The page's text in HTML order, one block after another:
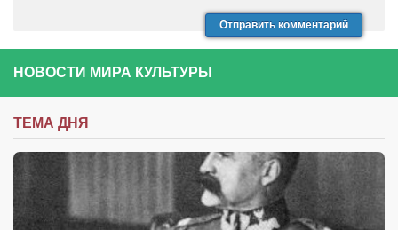
НОВОСТИ МИРА КУЛЬТУРЫ
ТЕМА ДНЯ